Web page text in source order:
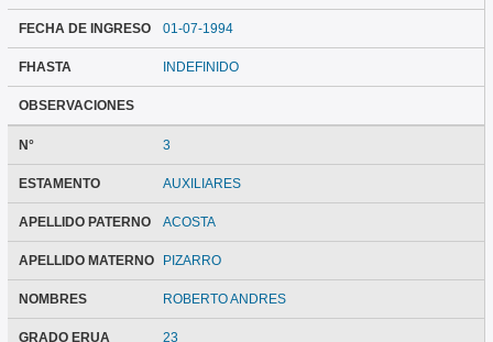
FECHA DE INGRESO 01-07-1994
FHASTA INDEFINIDO
OBSERVACIONES
N° 3
ESTAMENTO AUXILIARES
APELLIDO PATERNO ACOSTA
APELLIDO MATERNO PIZARRO
NOMBRES ROBERTO ANDRES
GRADO ERUA 23